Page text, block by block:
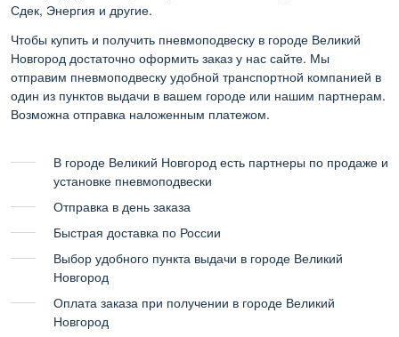
Сдек, Энергия и другие.
Чтобы купить и получить пневмоподвеску в городе Великий
Новгород достаточно оформить заказ у нас сайте. Мы
отправим пневмоподвеску удобной транспортной компанией в
один из пунктов выдачи в вашем городе или нашим партнерам.
Возможна отправка наложенным платежом.
В городе Великий Новгород есть партнеры по продаже и
установке пневмоподвески
Отправка в день заказа
Быстрая доставка по России
Выбор удобного пункта выдачи в городе Великий
Новгород
Оплата заказа при получении в городе Великий
Новгород